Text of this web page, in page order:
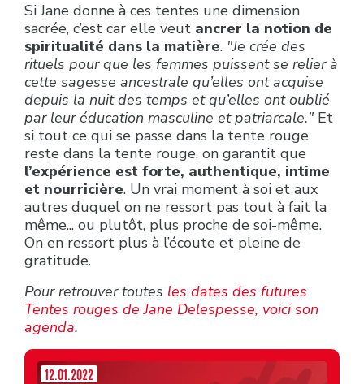
Si Jane donne à ces tentes une dimension
sacrée, c’est car elle veut ancrer la notion de
spiritualité dans la matière. "Je crée des
rituels pour que les femmes puissent se relier à
cette sagesse ancestrale qu’elles ont acquise
depuis la nuit des temps et qu’elles ont oublié
par leur éducation masculine et patriarcale." Et
si tout ce qui se passe dans la tente rouge
reste dans la tente rouge, on garantit que
l’expérience est forte, authentique, intime
et nourricière. Un vrai moment à soi et aux
autres duquel on ne ressort pas tout à fait la
même... ou plutôt, plus proche de soi-même.
On en ressort plus à l’écoute et pleine de
gratitude.
Pour retrouver toutes les dates des futures
Tentes rouges de Jane Delespesse, voici son
agenda.
12.01.2022